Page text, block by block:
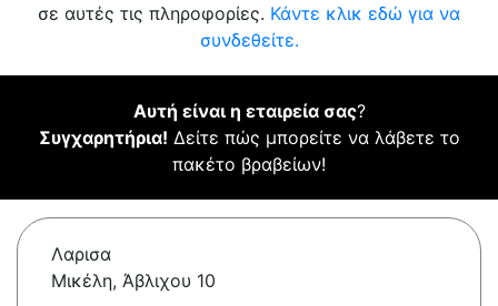
σε αυτές τις πληροφορίες. Κάντε κλικ εδώ για να
συνδεθείτε.
Αυτή είναι η εταιρεία σας?
Συγχαρητήρια! Δείτε πώς μπορείτε να λάβετε το
πακέτο βραβείων!
Λαρισα
Μικέλη, Άβλιχου 10